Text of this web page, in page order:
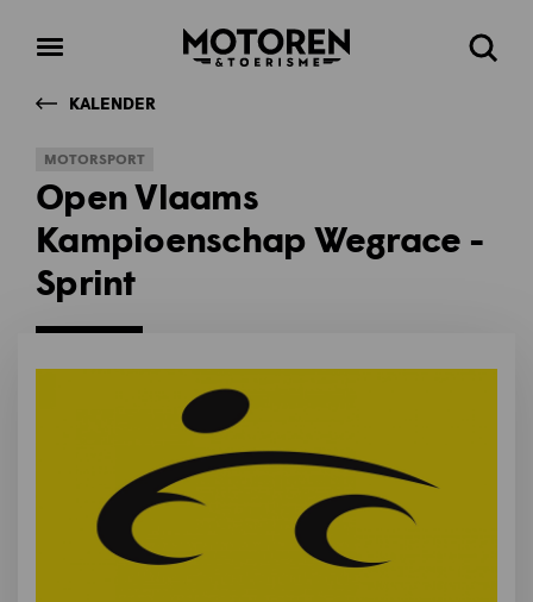
Open
Homepage Zoeken
KALENDER
MOTORSPORT
Open Vlaams
Kampioenschap Wegrace -
Sprint